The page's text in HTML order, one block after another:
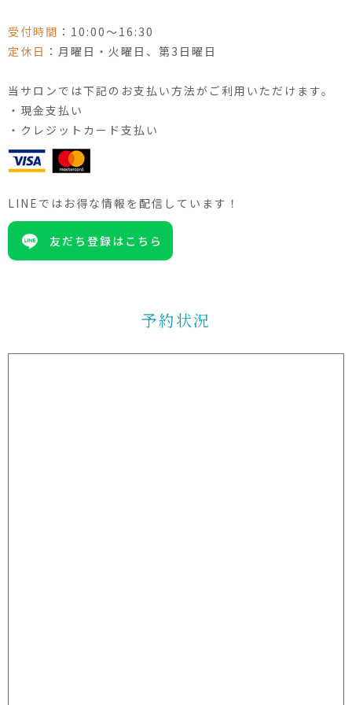
受付時間 ：10:00〜16:30
定休日 ：月曜日・火曜日、第3日曜日
当サロンでは下記のお支払い方法がご利用いただけます。
・現金支払い
・クレジットカード支払い
LINEではお得な情報を配信しています！
友だち登録はこちら
予約状況